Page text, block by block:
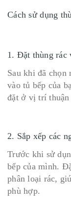
Cách sử dụng
1. Đặt thùng rác
Sau khi đã chọn
vào tủ bếp của
đặt ở vị trí thuận
2. Sắp xếp các
Trước khi sử
bếp của mình.
phân loại rác,
phù hợp.